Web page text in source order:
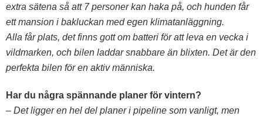
extra sätena så att 7 personer kan haka på, och hunden får
ett mansion i bakluckan med egen klimatanläggning.
Alla får plats, det finns gott om batteri för att leva en vecka i
vildmarken, och bilen laddar snabbare än blixten. Det är den
perfekta bilen för en aktiv människa.
Har du några spännande planer för vintern?
– Det ligger en hel del planer i pipeline som vanligt, men